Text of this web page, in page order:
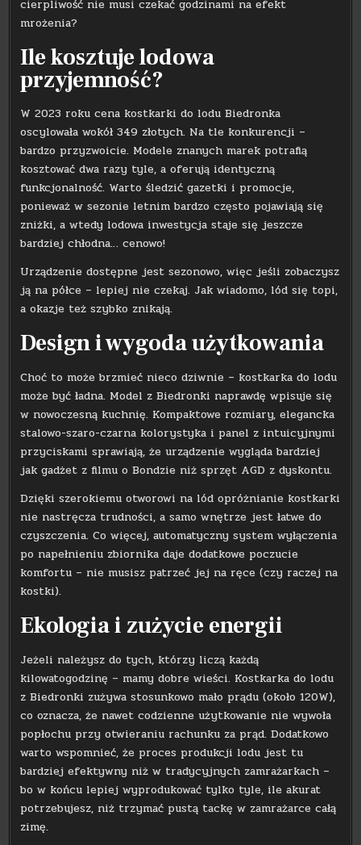
cierpliwość nie musi czekać godzinami na efekt
mrożenia?
Ile kosztuje lodowa
przyjemność?
W 2023 roku cena kostkarki do lodu Biedronka
oscylowała wokół 349 złotych. Na tle konkurencji –
bardzo przyzwoicie. Modele znanych marek potrafią
kosztować dwa razy tyle, a oferują identyczną
funkcjonalność. Warto śledzić gazetki i promocje,
ponieważ w sezonie letnim bardzo często pojawiają się
zniżki, a wtedy lodowa inwestycja staje się jeszcze
bardziej chłodna… cenowo!
Urządzenie dostępne jest sezonowo, więc jeśli zobaczysz
ją na półce – lepiej nie czekaj. Jak wiadomo, lód się topi,
a okazje też szybko znikają.
Design i wygoda użytkowania
Choć to może brzmieć nieco dziwnie – kostkarka do lodu
może być ładna. Model z Biedronki naprawdę wpisuje się
w nowoczesną kuchnię. Kompaktowe rozmiary, elegancka
stalowo-szaro-czarna kolorystyka i panel z intuicyjnymi
przyciskami sprawiają, że urządzenie wygląda bardziej
jak gadżet z filmu o Bondzie niż sprzęt AGD z dyskontu.
Dzięki szerokiemu otworowi na lód opróżnianie kostkarki
nie nastręcza trudności, a samo wnętrze jest łatwe do
czyszczenia. Co więcej, automatyczny system wyłączenia
po napełnieniu zbiornika daje dodatkowe poczucie
komfortu – nie musisz patrzeć jej na ręce (czy raczej na
kostki).
Ekologia i zużycie energii
Jeżeli należysz do tych, którzy liczą każdą
kilowatogodzinę – mamy dobre wieści. Kostkarka do lodu
z Biedronki zużywa stosunkowo mało prądu (około 120W),
co oznacza, że nawet codzienne użytkowanie nie wywoła
popłochu przy otwieraniu rachunku za prąd. Dodatkowo
warto wspomnieć, że proces produkcji lodu jest tu
bardziej efektywny niż w tradycyjnych zamrażarkach –
bo w końcu lepiej wyprodukować tylko tyle, ile akurat
potrzebujesz, niż trzymać pustą tackę w zamrażarce całą
zimę.